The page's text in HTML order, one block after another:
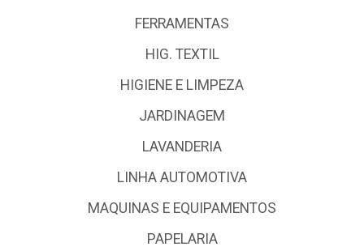
FERRAMENTAS
HIG. TEXTIL
HIGIENE E LIMPEZA
JARDINAGEM
LAVANDERIA
LINHA AUTOMOTIVA
MAQUINAS E EQUIPAMENTOS
PAPELARIA